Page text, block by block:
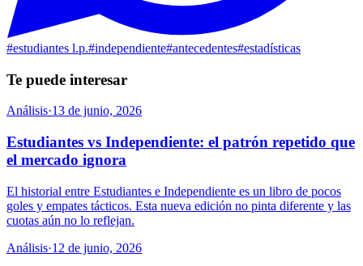
#estudiantes l.p.#independiente#antecedentes#estadísticas
Te puede interesar
Análisis·13 de junio, 2026
Estudiantes vs Independiente: el patrón repetido que
el mercado ignora
El historial entre Estudiantes e Independiente es un libro de pocos
goles y empates tácticos. Esta nueva edición no pinta diferente y las
cuotas aún no lo reflejan.
Análisis·12 de junio, 2026